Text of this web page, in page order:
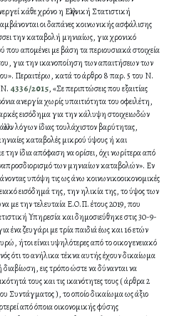
κάθε χρόνο η Ελληνική Στατιστική
οι δαπάνες κοινωνικής ασφάλισης
την καταβολή μηνιαίως, για χρονικό
απομένει με βάση τα περιουσιακά στοιχεία
για την ικανοποίηση των απαιτήσεων των
Περαιτέρω, κατά το άρθρο 8 παρ. 5 του Ν.
Ν. 4336/2015, «Σε περιπτώσεις που εξαιτίας
ανεργία χωρίς υπαιτιότητα του οφειλέτη,
εισόδημα για την κάλυψη στοιχειωδών
λόγων ίδιας τουλάχιστον βαρύτητας,
καταβολές μικρού ύψους ή και
την ίδια απόφαση να ορίσει, όχι νωρίτερα από
των μηνιαίων καταβολών». Εν
υπόψη τις ως άνω κοινωνικοοικονομικές
εισόδημά της, την ηλικία της, το ύψος των
με την τελευταία Ε.Ο.Π. έτους 2019, που
Υπηρεσία και δημοσιεύθηκε στις 30-9-
ένα ζευγάρι με τρία παιδιά έως και 16 ετών
ήτοι είναι υψηλότερες από το οικογενειακό
ότι το ανήλικα τέκνα αυτής έχουν δικαίωμα
εις τρόπο ώστε να δύνανται να
τους και τις ικανότητες τους ( άρθρα 2
Συντάγματος ), το οποίο δικαίωμα ως άξιο
από όποια οικονομικής φύσης